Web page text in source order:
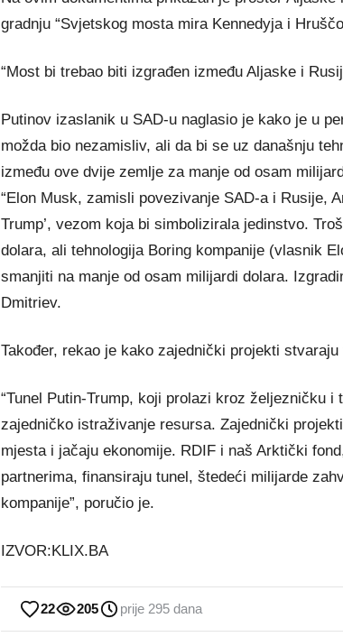
gradnju “Svjetskog mosta mira Kennedyja i
“Most bi trebao biti izgrađen između Aljaske i
Putinov izaslanik u SAD-u naglasio je kako je u
možda bio nezamisliv, ali da bi se uz današnju
između ove dvije zemlje za manje od osam
“Elon Musk, zamisli povezivanje SAD-a i Rusije,
Trump’, vezom koja bi simbolizirala jedinstvo.
dolara, ali tehnologija Boring kompanije (vlasnik
smanjiti na manje od osam milijardi dolara.
Dmitriev.
Također, rekao je kako zajednički projekti
“Tunel Putin-Trump, koji prolazi kroz željezničku i
zajedničko istraživanje resursa. Zajednički
mjesta i jačaju ekonomije. RDIF i naš Arktički
partnerima, finansiraju tunel, štedeći milijarde
kompanije”, poručio je.
IZVOR:KLIX.BA
22 205 prije 295 dana